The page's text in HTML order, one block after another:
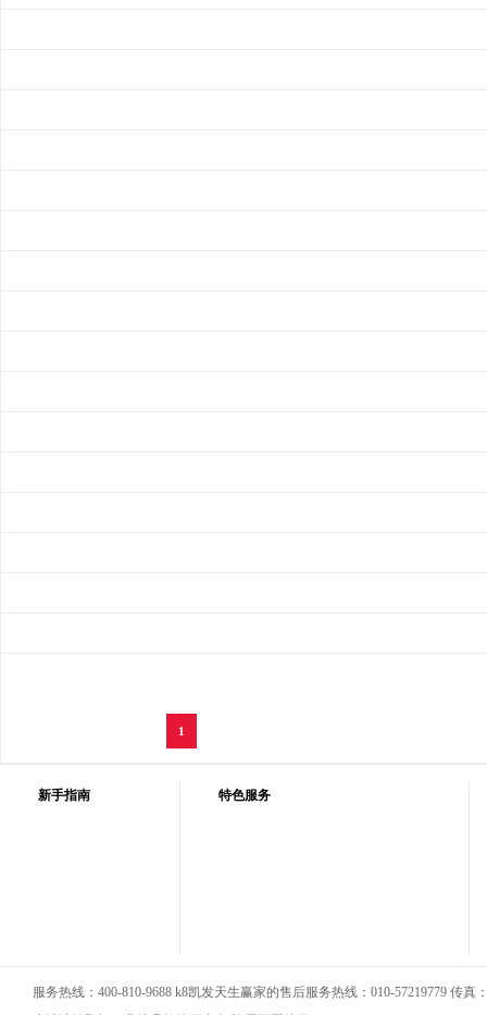
1
新手指南 特色服务
服务热线：400-810-9688 k8凯发天生赢家的售后服务热线：010-57219779 传真